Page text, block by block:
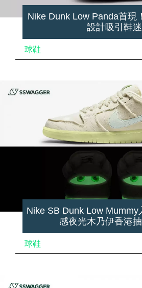
Nike Dunk Low Panda首現
設計吸引鞋迷
球鞋
Nike SB Dunk Low Mummy
感夜光木乃伊香港
球鞋